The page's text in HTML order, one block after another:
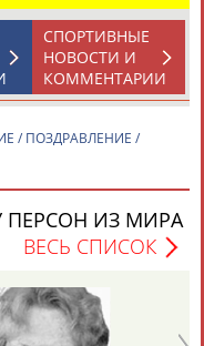
АБДУЛБЕКОВ
СПОРТИВНЫЕ
НОВОСТИ И
КОММЕНТАРИИ
/ ПОЗДРАВЛЕНИЕ /
ПЕРСОН ИЗ МИРА
ВЕСЬ СПИСОК